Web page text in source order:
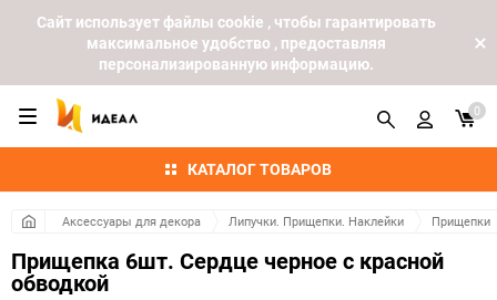
Cайт использует файлы cookie , чтобы гарантировать
максимальное удобство , предоставляя
персонализированную информацию.
КАТАЛОГ ТОВАРОВ
0
Аксессуары для декора Липучки. Прищепки. Наклейки Прищепки
Прищепка 6шт. Сердце черное с красной
обводкой